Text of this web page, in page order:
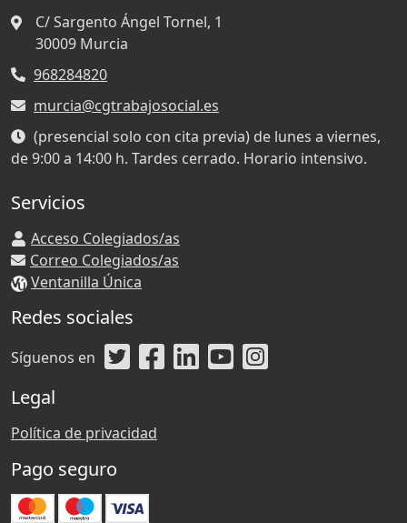
C/ Sargento Ángel Tornel, 1
30009 Murcia
968284820
murcia@cgtrabajosocial.es
(presencial solo con cita previa) de lunes a viernes,
de 9:00 a 14:00 h. Tardes cerrado. Horario intensivo.
Servicios
Acceso Colegiados/as
Correo Colegiados/as
Ventanilla Única
Redes sociales
Síguenos en
Legal
Política de privacidad
Pago seguro